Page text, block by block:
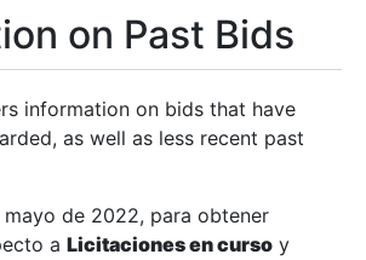
on Past Bids
information on bids that have
as well as less recent past
de 2022, para obtener
a Licitaciones en curso y